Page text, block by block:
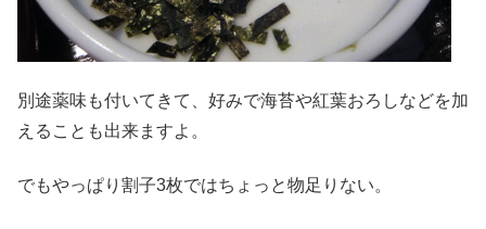
別途薬味も付いてきて、好みで海苔や紅葉おろしなどを加
えることも出来ますよ。
でもやっぱり割子3枚ではちょっと物足りない。